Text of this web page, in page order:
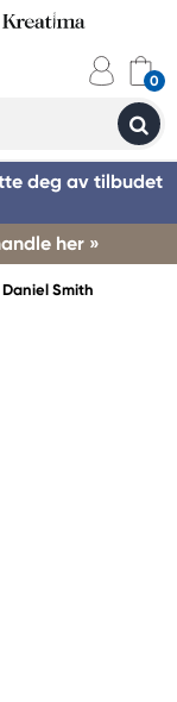
deg av tilbudet
her »
Daniel Smith